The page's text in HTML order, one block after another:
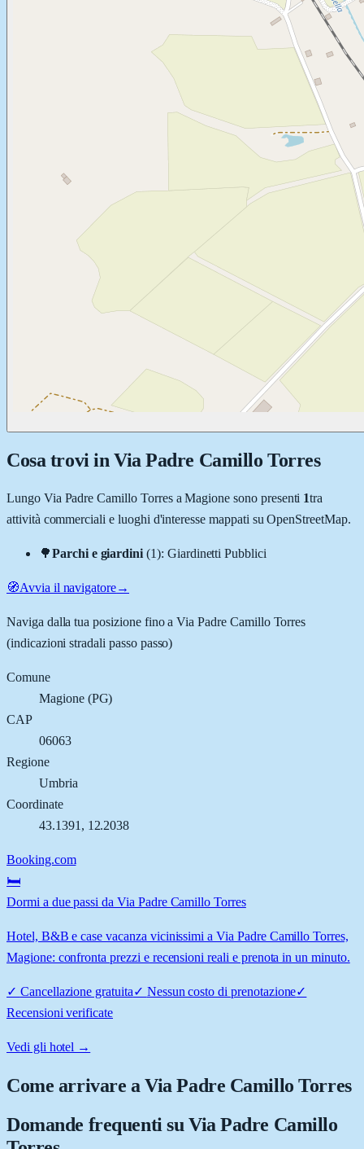
Cosa trovi in Via Padre Camillo Torres
Lungo Via Padre Camillo TorresaMagione sono presenti 1tra
attività commerciali e luoghi d'interesse mappati su OpenStreetMap.
🌳Parchi e giardini (1): Giardinetti Pubblici
🧭Avvia il navigatore→
Naviga dalla tua posizione fino aVia Padre Camillo Torres
(indicazioni stradali passo passo)
Comune
Magione(PG)
CAP
06063
Regione
Umbria
Coordinate
43.1391 , 12.2038
Booking.com
🛏️
Dormi a due passi da Via Padre Camillo Torres
Hotel, B&B e case vacanza vicinissimi a Via Padre Camillo Torres,
Magione: confronta prezzi e recensioni reali e prenota in un minuto.
✓ Cancellazione gratuita✓ Nessun costo di prenotazione✓
Recensioni verificate
Vedi gli hotel →
Come arrivare aVia Padre Camillo Torres
Domande frequenti su Via Padre Camillo